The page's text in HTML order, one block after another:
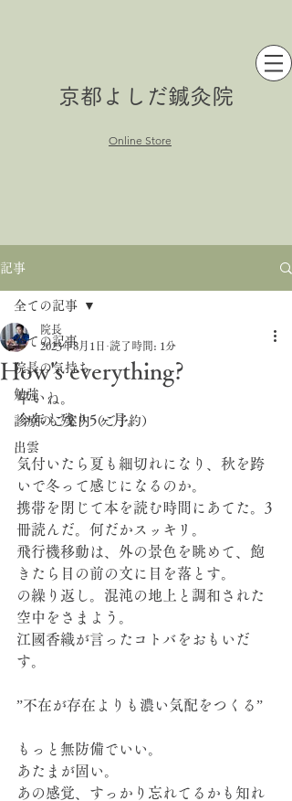
京都よしだ鍼灸院
Online Store
記事
全ての記事
院長の気持ち
勉強
診療のご案内（ご予約）
出雲
全ての記事
How's everything?
院長
2023年8月1日 読了時間: 1分
早いね。
今年も残り5ヶ月。
気付いたら夏も細切れになり、秋を跨
いで冬って感じになるのか。
携帯を閉じて本を読む時間にあてた。3
冊読んだ。何だかスッキリ。
飛行機移動は、外の景色を眺めて、飽
きたら目の前の文に目を落とす。
の繰り返し。混沌の地上と調和された
空中をさまよう。
江國香織が言ったコトバをおもいだ
す。
”不在が存在よりも濃い気配をつくる”
もっと無防備でいい。
あたまが固い。
あの感覚、すっかり忘れてるかも知れ